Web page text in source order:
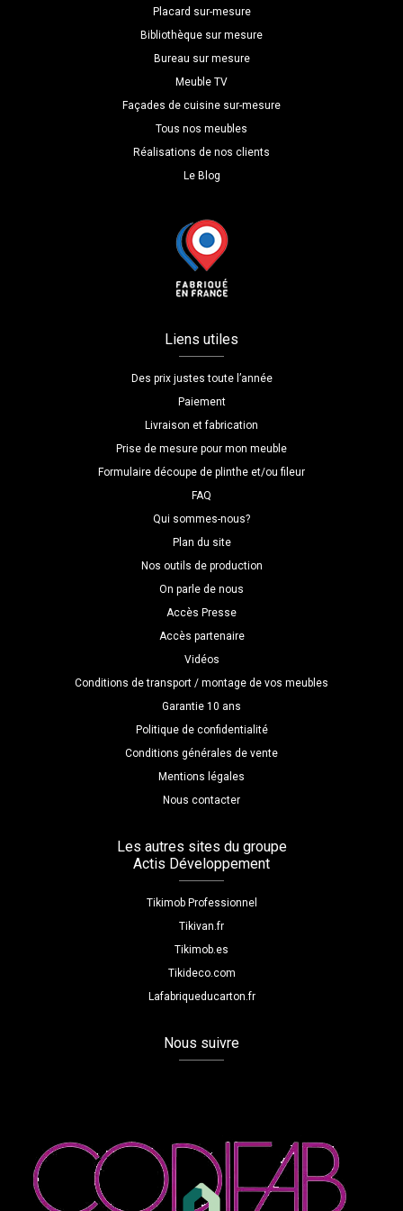
Placard sur-mesure
Bibliothèque sur mesure
Bureau sur mesure
Meuble TV
Façades de cuisine sur-mesure
Tous nos meubles
Réalisations de nos clients
Le Blog
Liens utiles
Des prix justes toute l’année
Paiement
Livraison et fabrication
Prise de mesure pour mon meuble
Formulaire découpe de plinthe et/ou fileur
FAQ
Qui sommes-nous?
Plan du site
Nos outils de production
On parle de nous
Accès Presse
Accès partenaire
Vidéos
Conditions de transport / montage de vos meubles
Garantie 10 ans
Politique de confidentialité
Conditions générales de vente
Mentions légales
Nous contacter
Les autres sites du groupe
Actis Développement
Tikimob Professionnel
Tikivan.fr
Tikimob.es
Tikideco.com
Lafabriqueducarton.fr
Nous suivre